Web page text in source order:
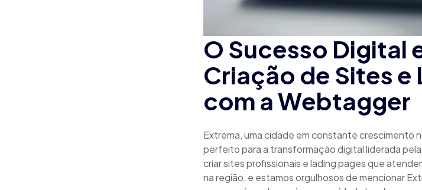
O Sucesso Digital
Criação de Sites e
com a Webtagger
Extrema, uma cidade em constante crescimento
perfeito para a transformação digital liderada
criar sites profissionais e lading pages que
na região, e estamos orgulhosos de mencionar